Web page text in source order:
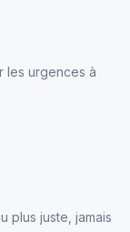
les urgences à
plus juste, jamais